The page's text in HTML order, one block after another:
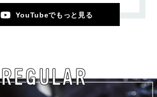
YouTubeでもっと見る
REGULAR